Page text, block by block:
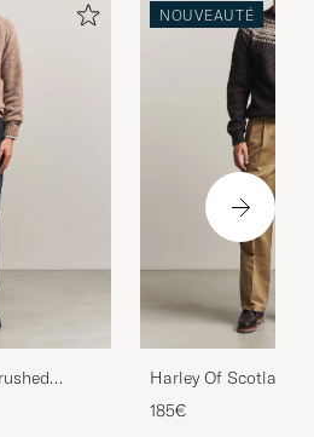
NOUVEAUTÉ
Harley Of Scotland
Supersoft
Volcano/Cameo
185€